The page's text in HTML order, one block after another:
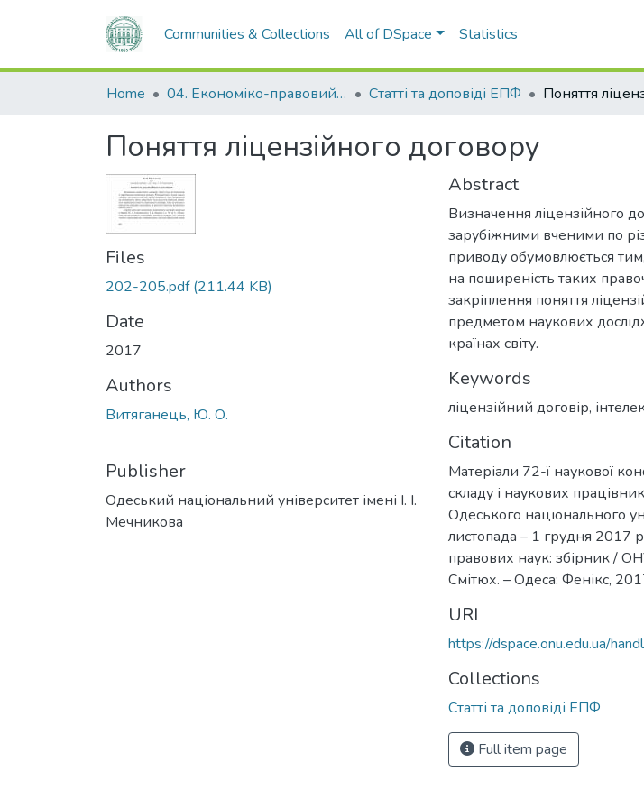
Communities & Collections All of DSpace Statistics
Home 04. Економіко-правовий факультет Статті та доповіді ЕПФ
Поняття ліцензійного договору
Files
202-205.pdf(211.44 KB)
Date
2017
Authors
Витяганець, Ю. О.
Publisher
Одеський національний університет імені І. І.
Мечникова
Abstract
Визначення ліцензійного
зарубіжними вченими по
приводу обумовлюється
на поширеність таких
закріплення поняття
предметом наукових
країнах світу.
Keywords
ліцензійний договір,
Citation
Матеріали 72-ї наукової
складу і наукових
Одеського національного
листопада – 1 грудня 2017
правових наук: збірник /
Смітюх. – Одеса: Фенікс,
URI
https://dspace.onu.edu.ua/
Collections
Статті та доповіді ЕПФ
Full item page